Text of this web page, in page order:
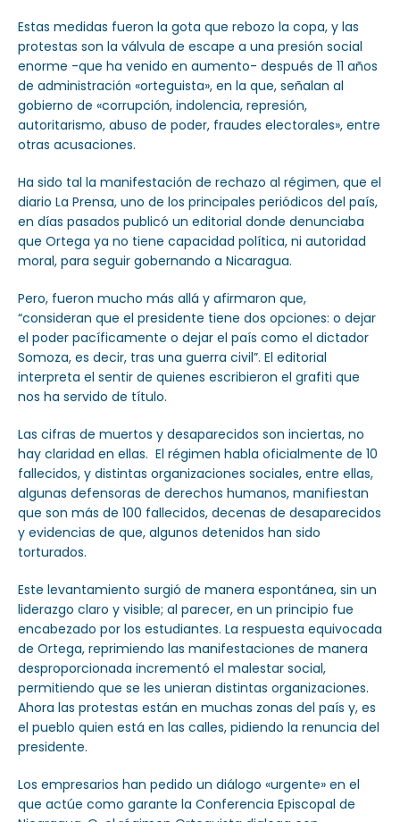
Estas medidas fueron la gota que rebozo la copa, y las
protestas son la válvula de escape a una presión social
enorme -que ha venido en aumento- después de 11 años
de administración «orteguista», en la que, señalan al
gobierno de «corrupción, indolencia, represión,
autoritarismo, abuso de poder, fraudes electorales», entre
otras acusaciones.
Ha sido tal la manifestación de rechazo al régimen, que el
diario La Prensa, uno de los principales periódicos del país,
en días pasados publicó un editorial donde denunciaba
que Ortega ya no tiene capacidad política, ni autoridad
moral, para seguir gobernando a Nicaragua.
Pero, fueron mucho más allá y afirmaron que,
“consideran que el presidente tiene dos opciones: o dejar
el poder pacíficamente o dejar el país como el dictador
Somoza, es decir, tras una guerra civil”. El editorial
interpreta el sentir de quienes escribieron el grafiti que
nos ha servido de título.
Las cifras de muertos y desaparecidos son inciertas, no
hay claridad en ellas. El régimen habla oficialmente de 10
fallecidos, y distintas organizaciones sociales, entre ellas,
algunas defensoras de derechos humanos, manifiestan
que son más de 100 fallecidos, decenas de desaparecidos
y evidencias de que, algunos detenidos han sido
torturados.
Este levantamiento surgió de manera espontánea, sin un
liderazgo claro y visible; al parecer, en un principio fue
encabezado por los estudiantes. La respuesta equivocada
de Ortega, reprimiendo las manifestaciones de manera
desproporcionada incrementó el malestar social,
permitiendo que se les unieran distintas organizaciones.
Ahora las protestas están en muchas zonas del país y, es
el pueblo quien está en las calles, pidiendo la renuncia del
presidente.
Los empresarios han pedido un diálogo «urgente» en el
que actúe como garante la Conferencia Episcopal de